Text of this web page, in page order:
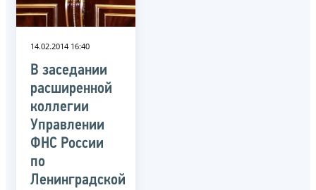
14.02.2014 16:40
В заседании
расширенной
коллегии
Управлении
ФНС России
по
Ленинградской